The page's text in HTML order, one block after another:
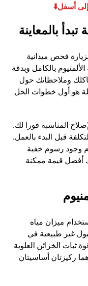
أسفل⬇️
بالمعاينة
فحص ميدانية
بالكامل وبدقة
وملاحظاتك حول
هو أول خطوات الحل
المناسبة فورا لك.
قبل البدء بالعمل.
وجود رسوم خفية
أفضل قيمة ممكنة
ميزان مياه
غير طبيعية في
ثبات الخزائن العلوية
ركيزتان أساسيتان